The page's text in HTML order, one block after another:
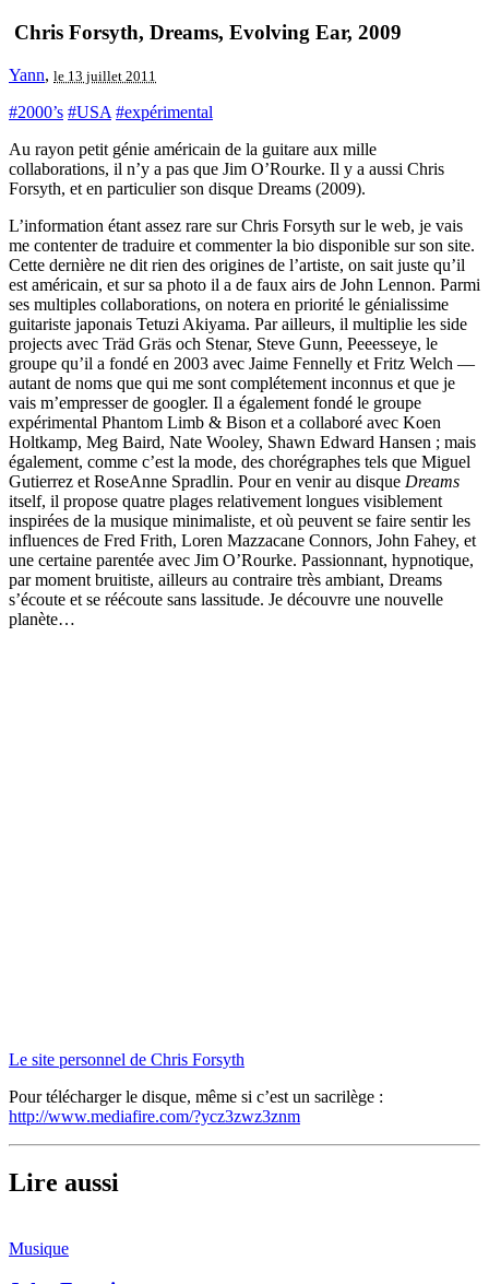
Chris Forsyth, Dreams, Evolving Ear, 2009
Yann, le 13 juillet 2011
#2000’s #USA #expérimental
Au rayon petit génie américain de la guitare aux mille
collaborations, il n’y a pas que Jim O’Rourke. Il y a aussi Chris
Forsyth, et en particulier son disque Dreams (2009).
L’information étant assez rare sur Chris Forsyth sur le web, je vais
me contenter de traduire et commenter la bio disponible sur son site.
Cette dernière ne dit rien des origines de l’artiste, on sait juste qu’il
est américain, et sur sa photo il a de faux airs de John Lennon. Parmi
ses multiples collaborations, on notera en priorité le génialissime
guitariste japonais Tetuzi Akiyama. Par ailleurs, il multiplie les side
projects avec Träd Gräs och Stenar, Steve Gunn, Peeesseye, le
groupe qu’il a fondé en 2003 avec Jaime Fennelly et Fritz Welch —
autant de noms que qui me sont complétement inconnus et que je
vais m’empresser de googler. Il a également fondé le groupe
expérimental Phantom Limb & Bison et a collaboré avec Koen
Holtkamp, Meg Baird, Nate Wooley, Shawn Edward Hansen ; mais
également, comme c’est la mode, des chorégraphes tels que Miguel
Gutierrez et RoseAnne Spradlin. Pour en venir au disque Dreams
itself, il propose quatre plages relativement longues visiblement
inspirées de la musique minimaliste, et où peuvent se faire sentir les
influences de Fred Frith, Loren Mazzacane Connors, John Fahey, et
une certaine parentée avec Jim O’Rourke. Passionnant, hypnotique,
par moment bruitiste, ailleurs au contraire très ambiant, Dreams
s’écoute et se réécoute sans lassitude. Je découvre une nouvelle
planète…
Le site personnel de Chris Forsyth
Pour télécharger le disque, même si c’est un sacrilège :
http://www.mediafire.com/?ycz3zwz3znm
Lire aussi
Musique